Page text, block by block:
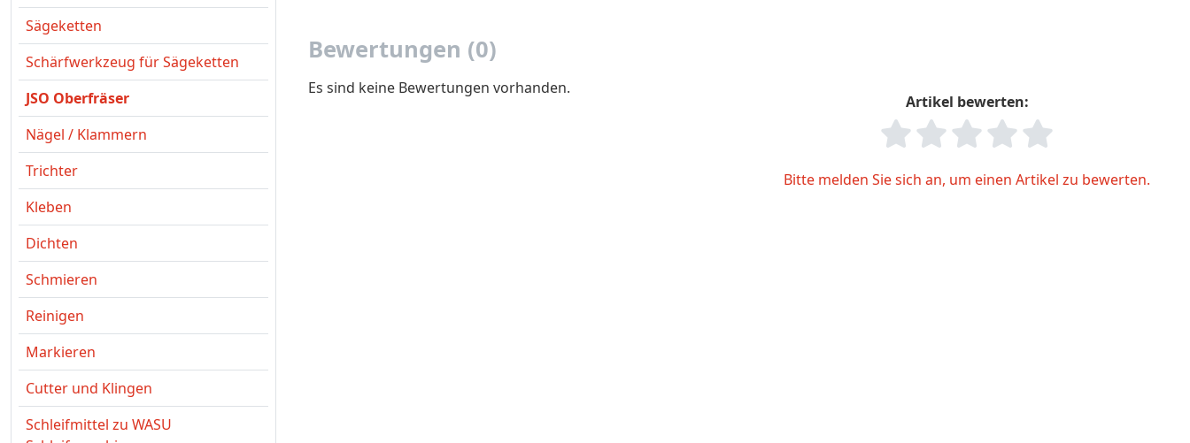
Sägeketten
Schärfwerkzeug für Sägeketten
JSO Oberfräser
Nägel / Klammern
Trichter
Kleben
Dichten
Schmieren
Reinigen
Markieren
Cutter und Klingen
Schleifmittel zu WASU
Bewertungen (0)
Es sind keine Bewertungen vorhanden.
Artikel bewerten:
Bitte melden Sie sich an, um einen Artikel zu bewerten.